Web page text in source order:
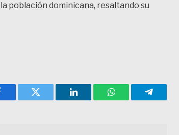
población dominicana, resaltando su
Twitter LinkedIn WhatsAppTelegram